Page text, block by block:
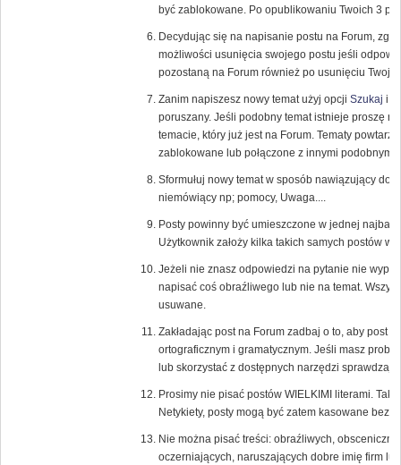
być zablokowane. Po opublikowaniu Twoich 3
Decydując się na napisanie postu na Forum,
możliwości usunięcia swojego postu jeśli
pozostaną na Forum również po usunięciu
Zanim napiszesz nowy temat użyj opcji Szukaj i
poruszany. Jeśli podobny temat istnieje proszę
temacie, który już jest na Forum. Tematy
zablokowane lub połączone z innymi podobnymi
Sformułuj nowy temat w sposób nawiązujący do
niemówiący np; pomocy, Uwaga....
Posty powinny być umieszczone w jednej
Użytkownik założy kilka takich samych postów
Jeżeli nie znasz odpowiedzi na pytanie nie
napisać coś obraźliwego lub nie na temat.
usuwane.
Zakładając post na Forum zadbaj o to, aby post
ortograficznym i gramatycznym. Jeśli masz
lub skorzystać z dostępnych narzędzi
Prosimy nie pisać postów WIELKIMI literami.
Netykiety, posty mogą być zatem kasowane bez
Nie można pisać treści: obraźliwych,
oczerniających, naruszających dobre imię firm